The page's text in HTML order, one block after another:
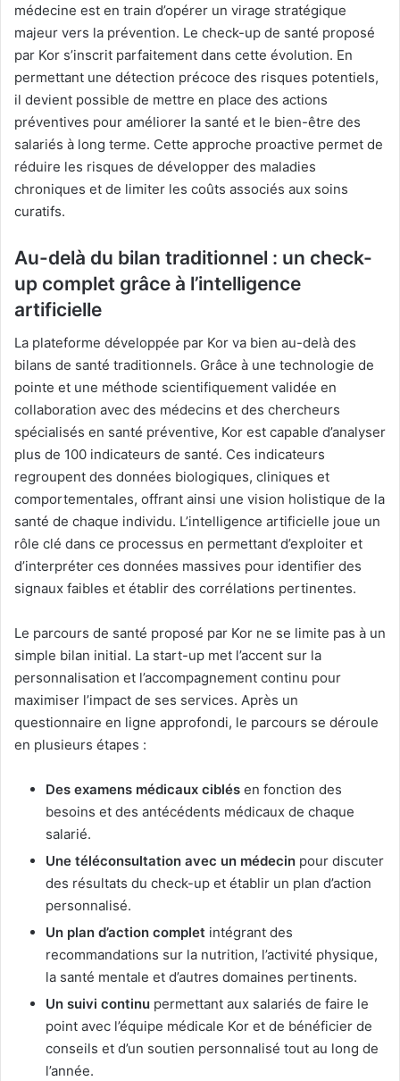
médecine est en train d’opérer un virage stratégique
majeur vers la prévention. Le check-up de santé proposé
par Kor s’inscrit parfaitement dans cette évolution. En
permettant une détection précoce des risques potentiels,
il devient possible de mettre en place des actions
préventives pour améliorer la santé et le bien-être des
salariés à long terme. Cette approche proactive permet de
réduire les risques de développer des maladies
chroniques et de limiter les coûts associés aux soins
curatifs.
Au-delà du bilan traditionnel : un check-
up complet grâce à l’intelligence
artificielle
La plateforme développée par Kor va bien au-delà des
bilans de santé traditionnels. Grâce à une technologie de
pointe et une méthode scientifiquement validée en
collaboration avec des médecins et des chercheurs
spécialisés en santé préventive, Kor est capable d’analyser
plus de 100 indicateurs de santé. Ces indicateurs
regroupent des données biologiques, cliniques et
comportementales, offrant ainsi une vision holistique de la
santé de chaque individu. L’intelligence artificielle joue un
rôle clé dans ce processus en permettant d’exploiter et
d’interpréter ces données massives pour identifier des
signaux faibles et établir des corrélations pertinentes.
Le parcours de santé proposé par Kor ne se limite pas à un
simple bilan initial. La start-up met l’accent sur la
personnalisation et l’accompagnement continu pour
maximiser l’impact de ses services. Après un
questionnaire en ligne approfondi, le parcours se déroule
en plusieurs étapes :
Des examens médicaux ciblés en fonction des
besoins et des antécédents médicaux de chaque
salarié.
Une téléconsultation avec un médecin pour discuter
des résultats du check-up et établir un plan d’action
personnalisé.
Un plan d’action complet intégrant des
recommandations sur la nutrition, l’activité physique,
la santé mentale et d’autres domaines pertinents.
Un suivi continu permettant aux salariés de faire le
point avec l’équipe médicale Kor et de bénéficier de
conseils et d’un soutien personnalisé tout au long de
l’année.